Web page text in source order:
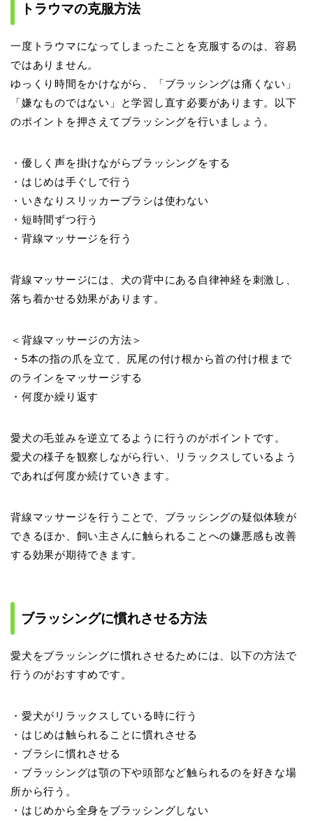
トラウマの克服方法
一度トラウマになってしまったことを克服するのは、容易
ではありません。
ゆっくり時間をかけながら、「ブラッシングは痛くない」
「嫌なものではない」と学習し直す必要があります。以下
のポイントを押さえてブラッシングを行いましょう。
・優しく声を掛けながらブラッシングをする
・はじめは手ぐしで行う
・いきなりスリッカーブラシは使わない
・短時間ずつ行う
・背線マッサージを行う
背線マッサージには、犬の背中にある自律神経を刺激し、
落ち着かせる効果があります。
＜背線マッサージの方法＞
・5本の指の爪を立て、尻尾の付け根から首の付け根まで
のラインをマッサージする
・何度か繰り返す
愛犬の毛並みを逆立てるように行うのがポイントです。
愛犬の様子を観察しながら行い、リラックスしているよう
であれば何度か続けていきます。
背線マッサージを行うことで、ブラッシングの疑似体験が
できるほか、飼い主さんに触られることへの嫌悪感も改善
する効果が期待できます。
ブラッシングに慣れさせる方法
愛犬をブラッシングに慣れさせるためには、以下の方法で
行うのがおすすめです。
・愛犬がリラックスしている時に行う
・はじめは触られることに慣れさせる
・ブラシに慣れさせる
・ブラッシングは顎の下や頭部など触られるのを好きな場
所から行う。
・はじめから全身をブラッシングしない